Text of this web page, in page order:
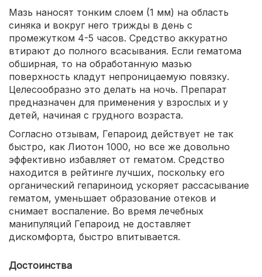
Мазь наносят тонким слоем (1 мм) на область
синяка и вокруг него трижды в день с
промежутком 4-5 часов. Средство аккуратно
втирают до полного всасывания. Если гематома
обширная, то на обработанную мазью
поверхность кладут непроницаемую повязку.
Целесообразно это делать на ночь. Препарат
предназначен для применения у взрослых и у
детей, начиная с грудного возраста.
Согласно отзывам, Гепароид действует не так
быстро, как Лиотон 1000, но все же довольно
эффективно избавляет от гематом. Средство
находится в рейтинге лучших, поскольку его
органический гепариноид ускоряет рассасывание
гематом, уменьшает образование отеков и
снимает воспаление. Во время лечебных
манипуляций Гепароид не доставляет
дискомфорта, быстро впитывается.
Достоинства